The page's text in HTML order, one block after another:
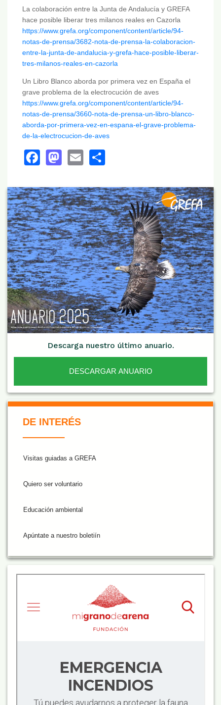
La colaboración entre la Junta de Andalucía y GREFA
hace posible liberar tres milanos reales en Cazorla
https://www.grefa.org/component/content/article/94-
notas-de-prensa/3682-nota-de-prensa-la-colaboracion-
entre-la-junta-de-andalucia-y-grefa-hace-posible-liberar-
tres-milanos-reales-en-cazorla
Un Libro Blanco aborda por primera vez en España el
grave problema de la electrocución de aves
https://www.grefa.org/component/content/article/94-
notas-de-prensa/3660-nota-de-prensa-un-libro-blanco-
aborda-por-primera-vez-en-espana-el-grave-problema-
de-la-electrocucion-de-aves
Facebook
Mastodon
Email
Descarga nuestro último anuario.
DESCARGAR ANUARIO
DE INTERÉS
Visitas guiadas a GREFA
Quiero ser voluntario
Educación ambiental
Apúntate a nuestro boletiín